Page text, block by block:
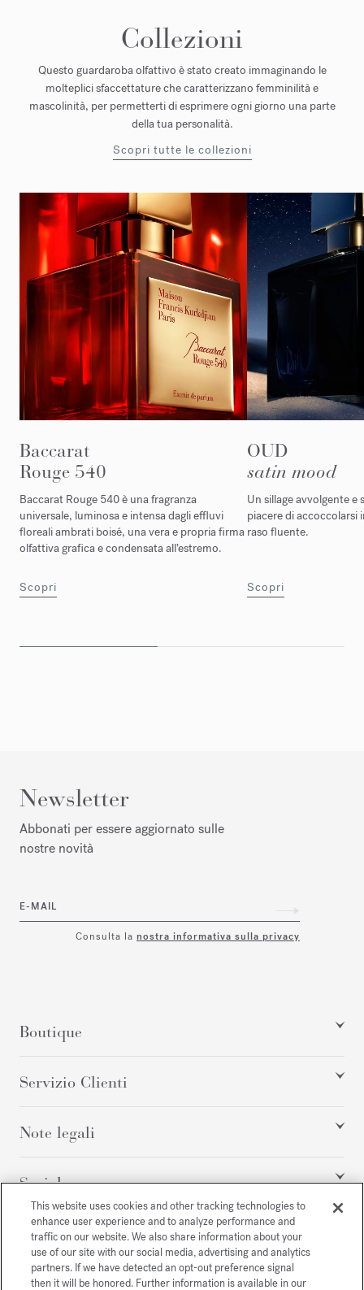
Collezioni
Questo guardaroba olfattivo è stato creato immaginando le
molteplici sfaccettature che caratterizzano femminilità e
mascolinità, per permetterti di esprimere ogni giorno una parte
della tua personalità.
Scopri tutte le collezioni
Baccarat
Rouge 540
Baccarat Rouge 540 è una fragranza
universale, luminosa e intensa dagli effluvi
floreali ambrati boisé, una vera e propria firma
olfattiva grafica e condensata all’estremo.
Scopri
OUD
satin mood
Un sillage avvolgente
piacere di accoccolarsi
raso fluente.
Scopri
Newsletter
Abbonati per essere aggiornato sulle
nostre novità
E-MAIL
Consulta la nostra informativa sulla privacy
Boutique
Servizio Clienti
Note legali
Social
Tutti i diritti riservati
This website uses cookies and other tracking technologies to
enhance user experience and to analyze performance and
traffic on our website. We also share information about your
use of our site with our social media, advertising and analytics
partners. If we have detected an opt-out preference signal
then it will be honored. Further information is available in our